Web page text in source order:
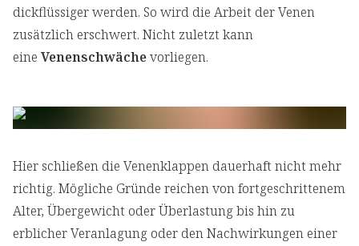
dickflüssiger werden. So wird die Arbeit der Venen
zusätzlich erschwert. Nicht zuletzt kann
eine Venenschwächevorliegen.
Hier schließen die Venenklappen dauerhaft nicht mehr
richtig. Mögliche Gründe reichen von fortgeschrittenem
Alter, Übergewicht oder Überlastung bis hin zu
erblicher Veranlagung oder den Nachwirkungen einer